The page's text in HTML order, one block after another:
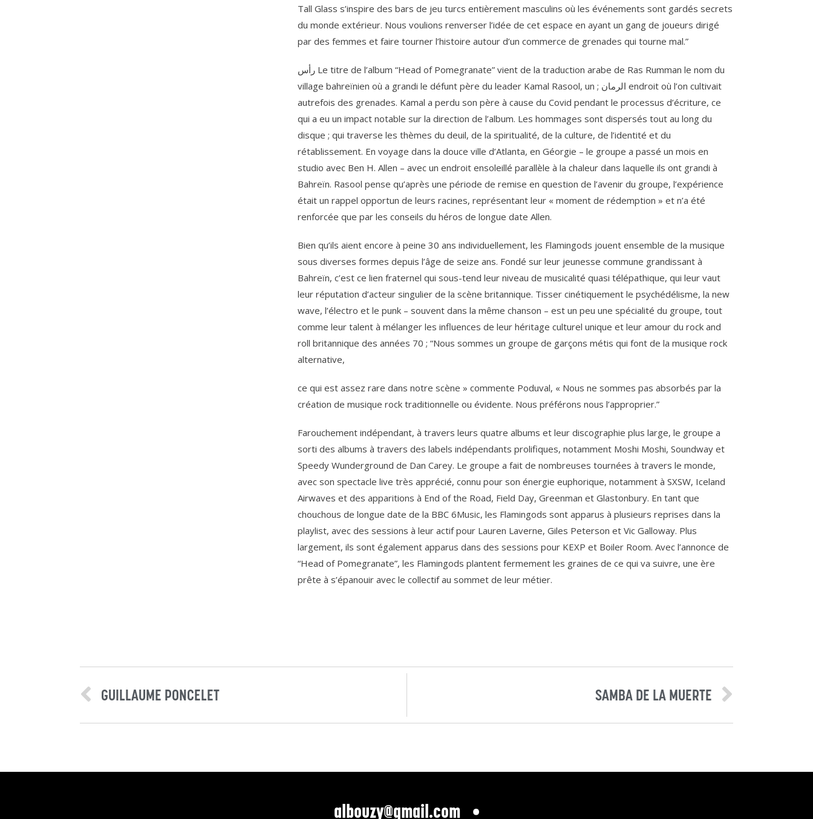
Tall Glass s’inspire des bars de jeu turcs entièrement masculins où les événements sont gardés secrets
du monde extérieur. Nous voulions renverser l’idée de cet espace en ayant un gang de joueurs dirigé
par des femmes et faire tourner l’histoire autour d’un commerce de grenades qui tourne mal.”
رأس Le titre de l’album “Head of Pomegranate” vient de la traduction arabe de Ras Rumman le nom du
village bahreïnien où a grandi le défunt père du leader Kamal Rasool, un ; الرمان endroit où l’on cultivait
autrefois des grenades. Kamal a perdu son père à cause du Covid pendant le processus d’écriture, ce
qui a eu un impact notable sur la direction de l’album. Les hommages sont dispersés tout au long du
disque ; qui traverse les thèmes du deuil, de la spiritualité, de la culture, de l’identité et du
rétablissement. En voyage dans la douce ville d’Atlanta, en Géorgie – le groupe a passé un mois en
studio avec Ben H. Allen – avec un endroit ensoleillé parallèle à la chaleur dans laquelle ils ont grandi à
Bahreïn. Rasool pense qu’après une période de remise en question de l’avenir du groupe, l’expérience
était un rappel opportun de leurs racines, représentant leur « moment de rédemption » et n’a été
renforcée que par les conseils du héros de longue date Allen.
Bien qu’ils aient encore à peine 30 ans individuellement, les Flamingods jouent ensemble de la musique
sous diverses formes depuis l’âge de seize ans. Fondé sur leur jeunesse commune grandissant à
Bahreïn, c’est ce lien fraternel qui sous-tend leur niveau de musicalité quasi télépathique, qui leur vaut
leur réputation d’acteur singulier de la scène britannique. Tisser cinétiquement le psychédélisme, la new
wave, l’électro et le punk – souvent dans la même chanson – est un peu une spécialité du groupe, tout
comme leur talent à mélanger les influences de leur héritage culturel unique et leur amour du rock and
roll britannique des années 70 ; “Nous sommes un groupe de garçons métis qui font de la musique rock
alternative,
ce qui est assez rare dans notre scène » commente Poduval, « Nous ne sommes pas absorbés par la
création de musique rock traditionnelle ou évidente. Nous préférons nous l’approprier.”
Farouchement indépendant, à travers leurs quatre albums et leur discographie plus large, le groupe a
sorti des albums à travers des labels indépendants prolifiques, notamment Moshi Moshi, Soundway et
Speedy Wunderground de Dan Carey. Le groupe a fait de nombreuses tournées à travers le monde,
avec son spectacle live très apprécié, connu pour son énergie euphorique, notamment à SXSW, Iceland
Airwaves et des apparitions à End of the Road, Field Day, Greenman et Glastonbury. En tant que
chouchous de longue date de la BBC 6Music, les Flamingods sont apparus à plusieurs reprises dans la
playlist, avec des sessions à leur actif pour Lauren Laverne, Giles Peterson et Vic Galloway. Plus
largement, ils sont également apparus dans des sessions pour KEXP et Boiler Room. Avec l’annonce de
“Head of Pomegranate”, les Flamingods plantent fermement les graines de ce qui va suivre, une ère
prête à s’épanouir avec le collectif au sommet de leur métier.
GUILLAUME PONCELET SAMBA DE LA MUERTE
albouzy@gmail.com •